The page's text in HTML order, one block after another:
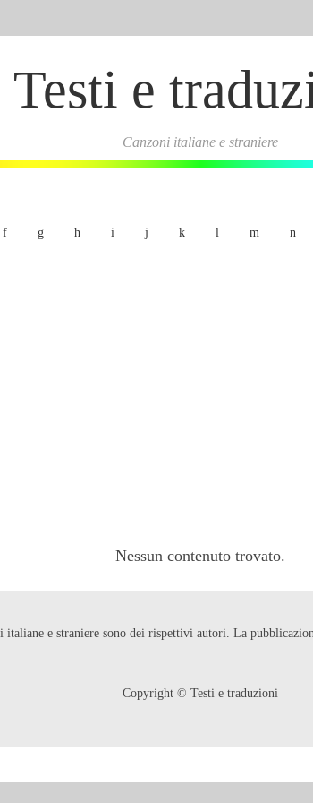
Testi e
Canzoni italiane e straniere
f g h i j k l m n
Nessun contenuto trovato.
e straniere sono dei rispettivi autori. La
Copyright © Testi e traduzioni